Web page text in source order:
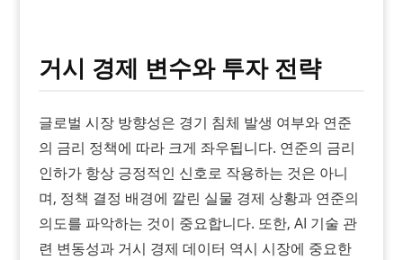
거시 경제 변수와 투자 전략
글로벌 시장 방향성은 경기 침체 발생 여부와 연준
의 금리 정책에 따라 크게 좌우됩니다. 연준의 금리
인하가 항상 긍정적인 신호로 작용하는 것은 아니
며, 정책 결정 배경에 깔린 실물 경제 상황과 연준의
의도를 파악하는 것이 중요합니다. 또한, AI 기술 관
련 변동성과 거시 경제 데이터 역시 시장에 중요한